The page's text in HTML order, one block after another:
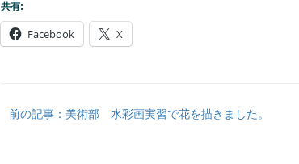
共有:
Facebook X
前の記事：美術部 水彩画実習で花を描きました。